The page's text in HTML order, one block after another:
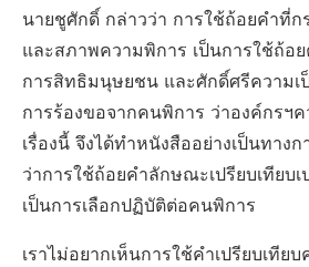
นายชูศักดิ์ กล่าวว่า การใช้ถ้อยคำที่
และสภาพความพิการ เป็นการใช้ถ้อ
การสิทธิมนุษยชน และศักดิ์ศรีความเ
การร้องขอจากคนพิการ ว่าองค์กรฯ
เรื่องนี้ จึงได้ทำหนังสืออย่างเป็นทาง
ว่าการใช้ถ้อยคำลักษณะเปรียบเทียบเ
เป็นการเลือกปฏิบัติต่อคนพิการ
เราไม่อยากเห็นการใช้คำเปรียบเทีย